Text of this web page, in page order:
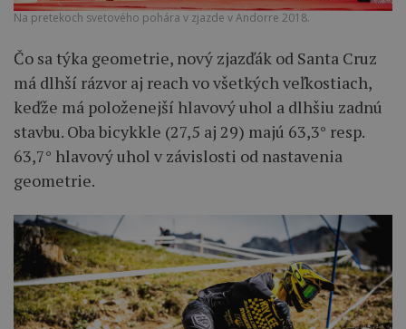
Na pretekoch svetového pohára v zjazde v Andorre 2018.
Čo sa týka geometrie, nový zjazďák od Santa Cruz
má dlhší rázvor aj reach vo všetkých veľkostiach,
keďže má položenejší hlavový uhol a dlhšiu zadnú
stavbu. Oba bicykkle (27,5 aj 29) majú 63,3° resp.
63,7° hlavový uhol v závislosti od nastavenia
geometrie.